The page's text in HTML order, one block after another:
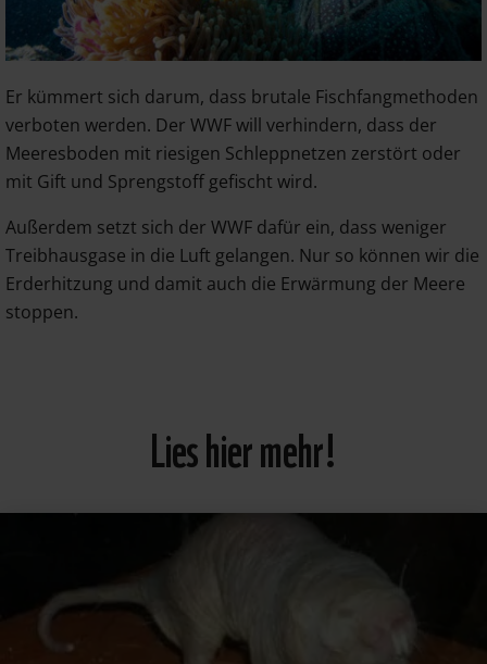
Er kümmert sich darum, dass brutale Fischfangmethoden
verboten werden. Der WWF will verhindern, dass der
Meeresboden mit riesigen Schleppnetzen zerstört oder
mit Gift und Sprengstoff gefischt wird.
Außerdem setzt sich der WWF dafür ein, dass weniger
Treibhausgase in die Luft gelangen. Nur so können wir die
Erderhitzung und damit auch die Erwärmung der Meere
stoppen.
Lies hier mehr!